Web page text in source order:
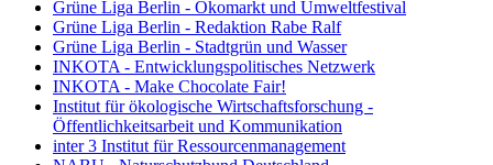
Grüne Liga Berlin - Ökomarkt und Umweltfestival
Grüne Liga Berlin - Redaktion Rabe Ralf
Grüne Liga Berlin - Stadtgrün und Wasser
INKOTA - Entwicklungspolitisches Netzwerk
INKOTA - Make Chocolate Fair!
Institut für ökologische Wirtschaftsforschung -
Öffentlichkeitsarbeit und Kommunikation
inter 3 Institut für Ressourcenmanagement